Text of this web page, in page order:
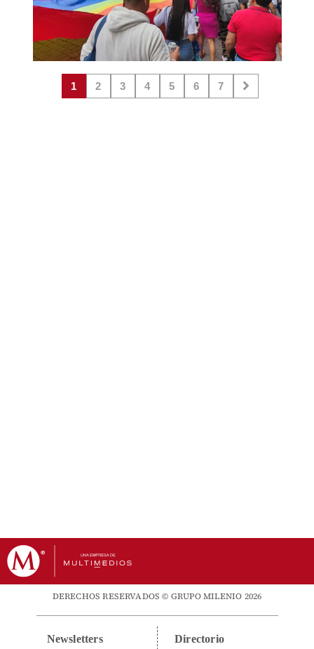
1 2 3 4 5 6 7
DERECHOS RESERVADOS © GRUPO MILENIO 2026
Newsletters Directorio